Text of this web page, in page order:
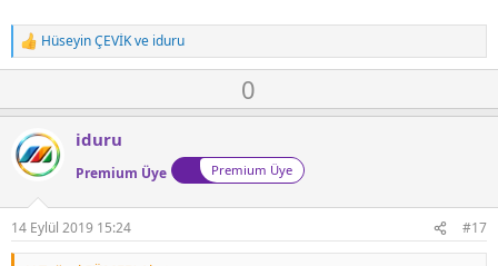
T
e
i
l
e
r
Hüseyin ÇEVİKve iduru
O
y
a
0
o
n
v
o
t
e
iduru
Premium Üye Premium Üye
14 Eylül 2019 15:24 #17